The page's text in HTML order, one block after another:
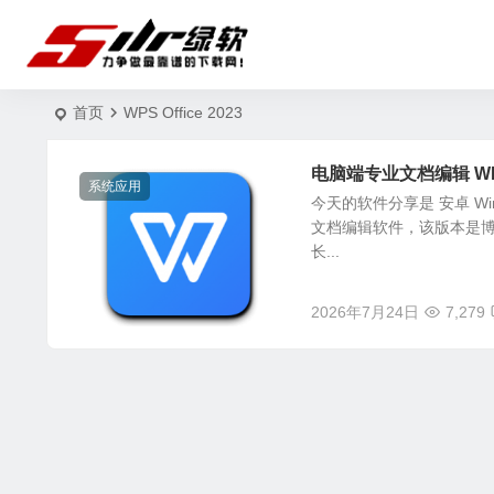
首页 WPS Office 2023
系统应用
电脑端专业文档编辑
今天的软件分享是 安卓
文档编辑软件，该版本是
长...
2026年7月24日 7,279